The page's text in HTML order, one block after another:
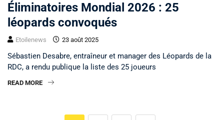
Éliminatoires Mondial 2026 : 25
léopards convoqués
Etoilenews 23 août 2025
Sébastien Desabre, entraîneur et manager des Léopards de la
RDC, a rendu publique la liste des 25 joueurs
READ MORE